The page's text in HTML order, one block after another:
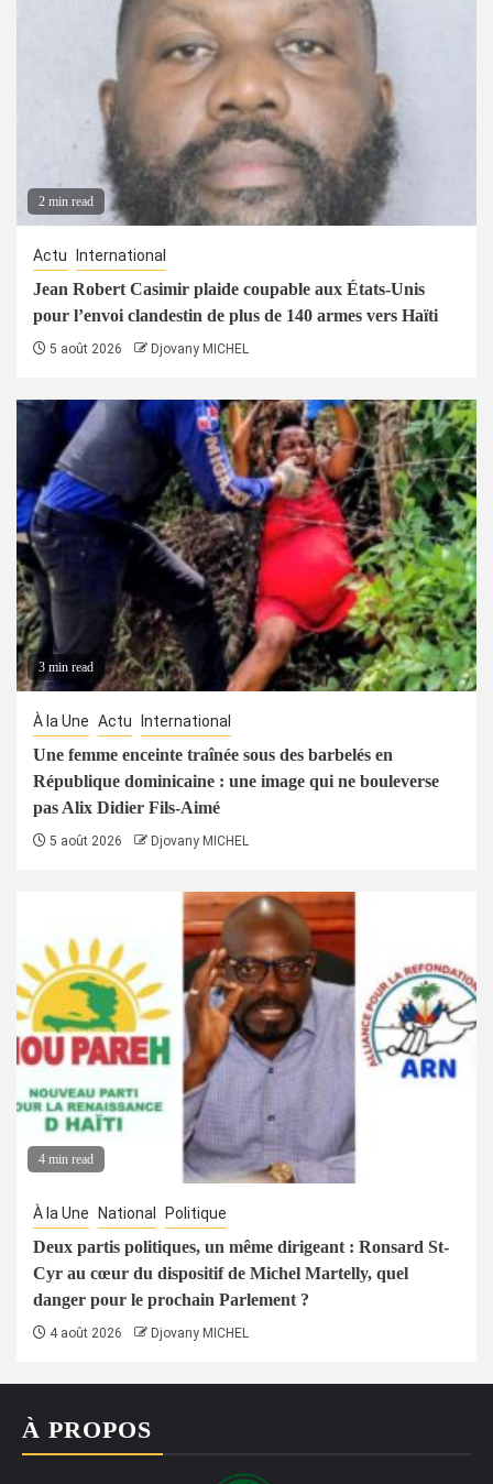
2 min read
Actu International
Jean Robert Casimir plaide coupable aux États-Unis
pour l’envoi clandestin de plus de 140 armes vers Haïti
5 août 2026 Djovany MICHEL
3 min read
À la Une Actu International
Une femme enceinte traînée sous des barbelés en
République dominicaine : une image qui ne bouleverse
pas Alix Didier Fils-Aimé
5 août 2026 Djovany MICHEL
4 min read
À la Une National Politique
Deux partis politiques, un même dirigeant : Ronsard St-
Cyr au cœur du dispositif de Michel Martelly, quel
danger pour le prochain Parlement ?
4 août 2026 Djovany MICHEL
À PROPOS